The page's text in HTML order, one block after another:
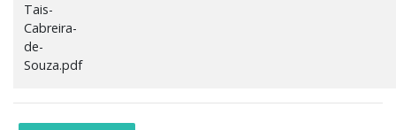
Tais-
Cabreira-
de-
Souza.pdf